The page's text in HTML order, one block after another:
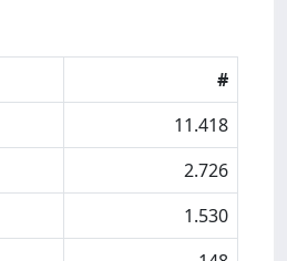
#
11.418
2.726
1.530